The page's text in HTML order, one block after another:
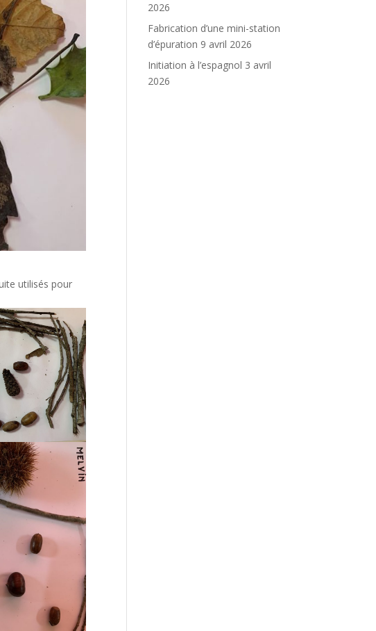
utilisés pour
2026
Fabrication d’une mini-station
d’épuration 9 avril 2026
Initiation à l’espagnol 3 avril
2026